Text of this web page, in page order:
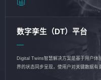
数字孪生（DT）平台
Digital Twins智慧解决方案是基于用户体
界的状态同步呈现，使用户对关键数据有